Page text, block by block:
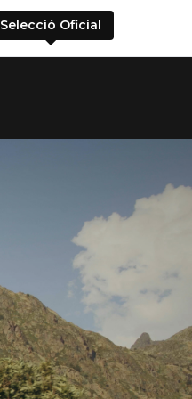
Selecció Oficial